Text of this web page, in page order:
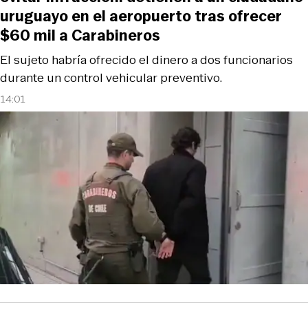
14:01
El sujeto habría ofrecido el dinero a dos funcionarios
durante un control vehicular preventivo.
uruguayo en el aeropuerto tras ofrecer
$60 mil a Carabineros